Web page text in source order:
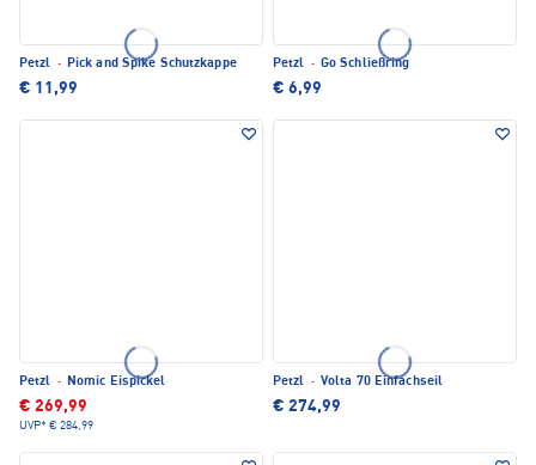
Petzl · Pick and Spike Schutzkappe
€ 11,99
Petzl · Go Schließring
€ 6,99
Petzl · Nomic Eispickel
€ 269,99
UVP* € 284,99
Petzl · Volta 70 Einfachseil
€ 274,99